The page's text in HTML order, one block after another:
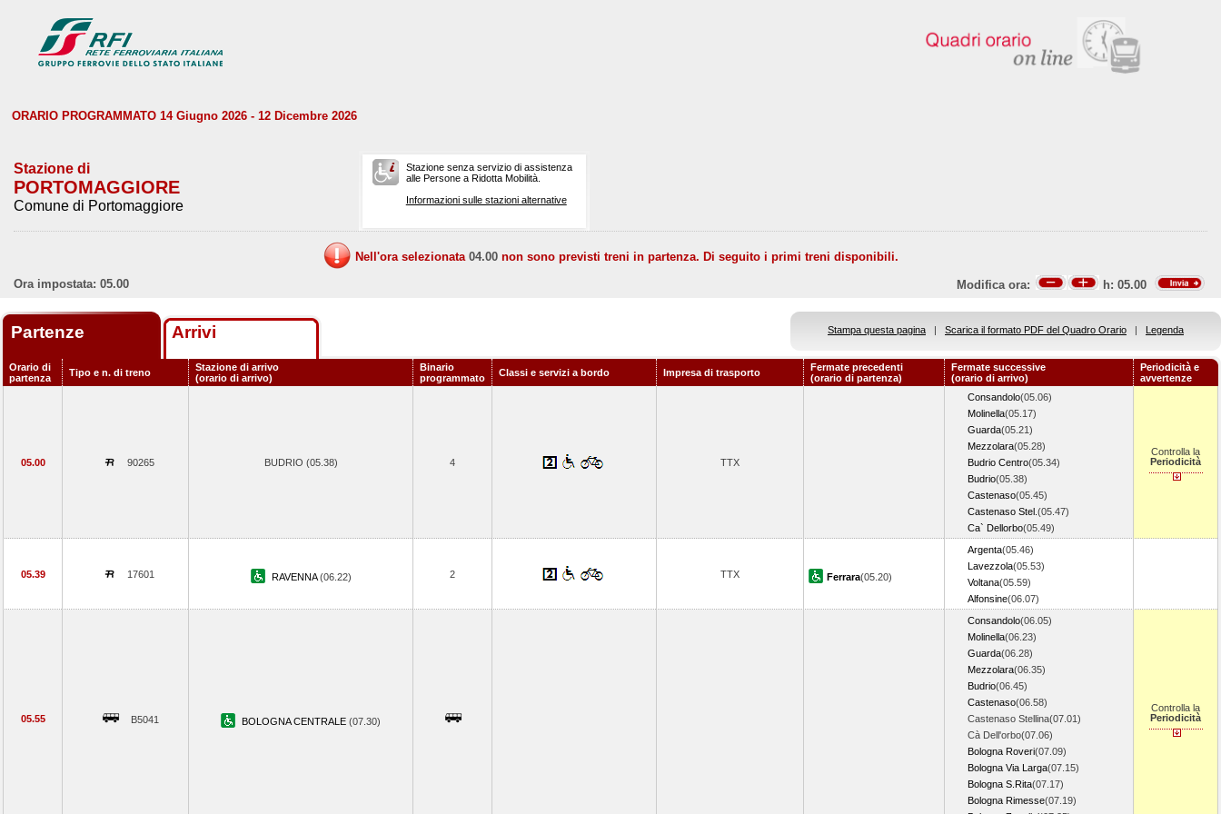
ORARIO PROGRAMMATO 14 Giugno 2026 - 12 Dicembre 2026
Stazione di
PORTOMAGGIORE
Comune di Portomaggiore
Stazione senza servizio di assistenza
alle Persone a Ridotta Mobilità.
Informazioni sulle stazioni alternative
Nell'ora selezionata 04.00 non sono previsti treni in partenza. Di seguito i primi treni disponibili.
Ora impostata: 05.00
Modifica ora: h: 05.00
Partenze Arrivi Stampa questa pagina | Scarica il formato PDF del Quadro Orario | Legenda
Orario di
partenza
Tipo e n. di treno
Stazione di arrivo
(orario di arrivo)
Binario
programmato
Classi e servizi a bordo Impresa di trasporto
Fermate precedenti
(orario di partenza)
Fermate successive
(orario di arrivo)
Periodicità e
avvertenze
05.00 90265 BUDRIO (05.38) 4 TTX
Consandolo(05.06)
Molinella(05.17)
Guarda(05.21)
Mezzolara(05.28)
Budrio Centro(05.34)
Budrio(05.38)
Castenaso(05.45)
Castenaso Stel. (05.47)
Ca` Dellorbo(05.49)
Controlla la
Periodicità
05.39 17601 RAVENNA(06.22) 2 TTX Ferrara(05.20)
Argenta(05.46)
Lavezzola(05.53)
Voltana(05.59)
Alfonsine(06.07)
05.55 B5041 BOLOGNA CENTRALE (07.30)
Consandolo(06.05)
Molinella(06.23)
Guarda(06.28)
Mezzolara(06.35)
Budrio(06.45)
Castenaso(06.58)
Castenaso Stellina(07.01)
Cà Dell'orbo(07.06)
Bologna Roveri(07.09)
Bologna Via Larga(07.15)
Bologna S.Rita(07.17)
Bologna Rimesse(07.19)
Controlla la
Periodicità